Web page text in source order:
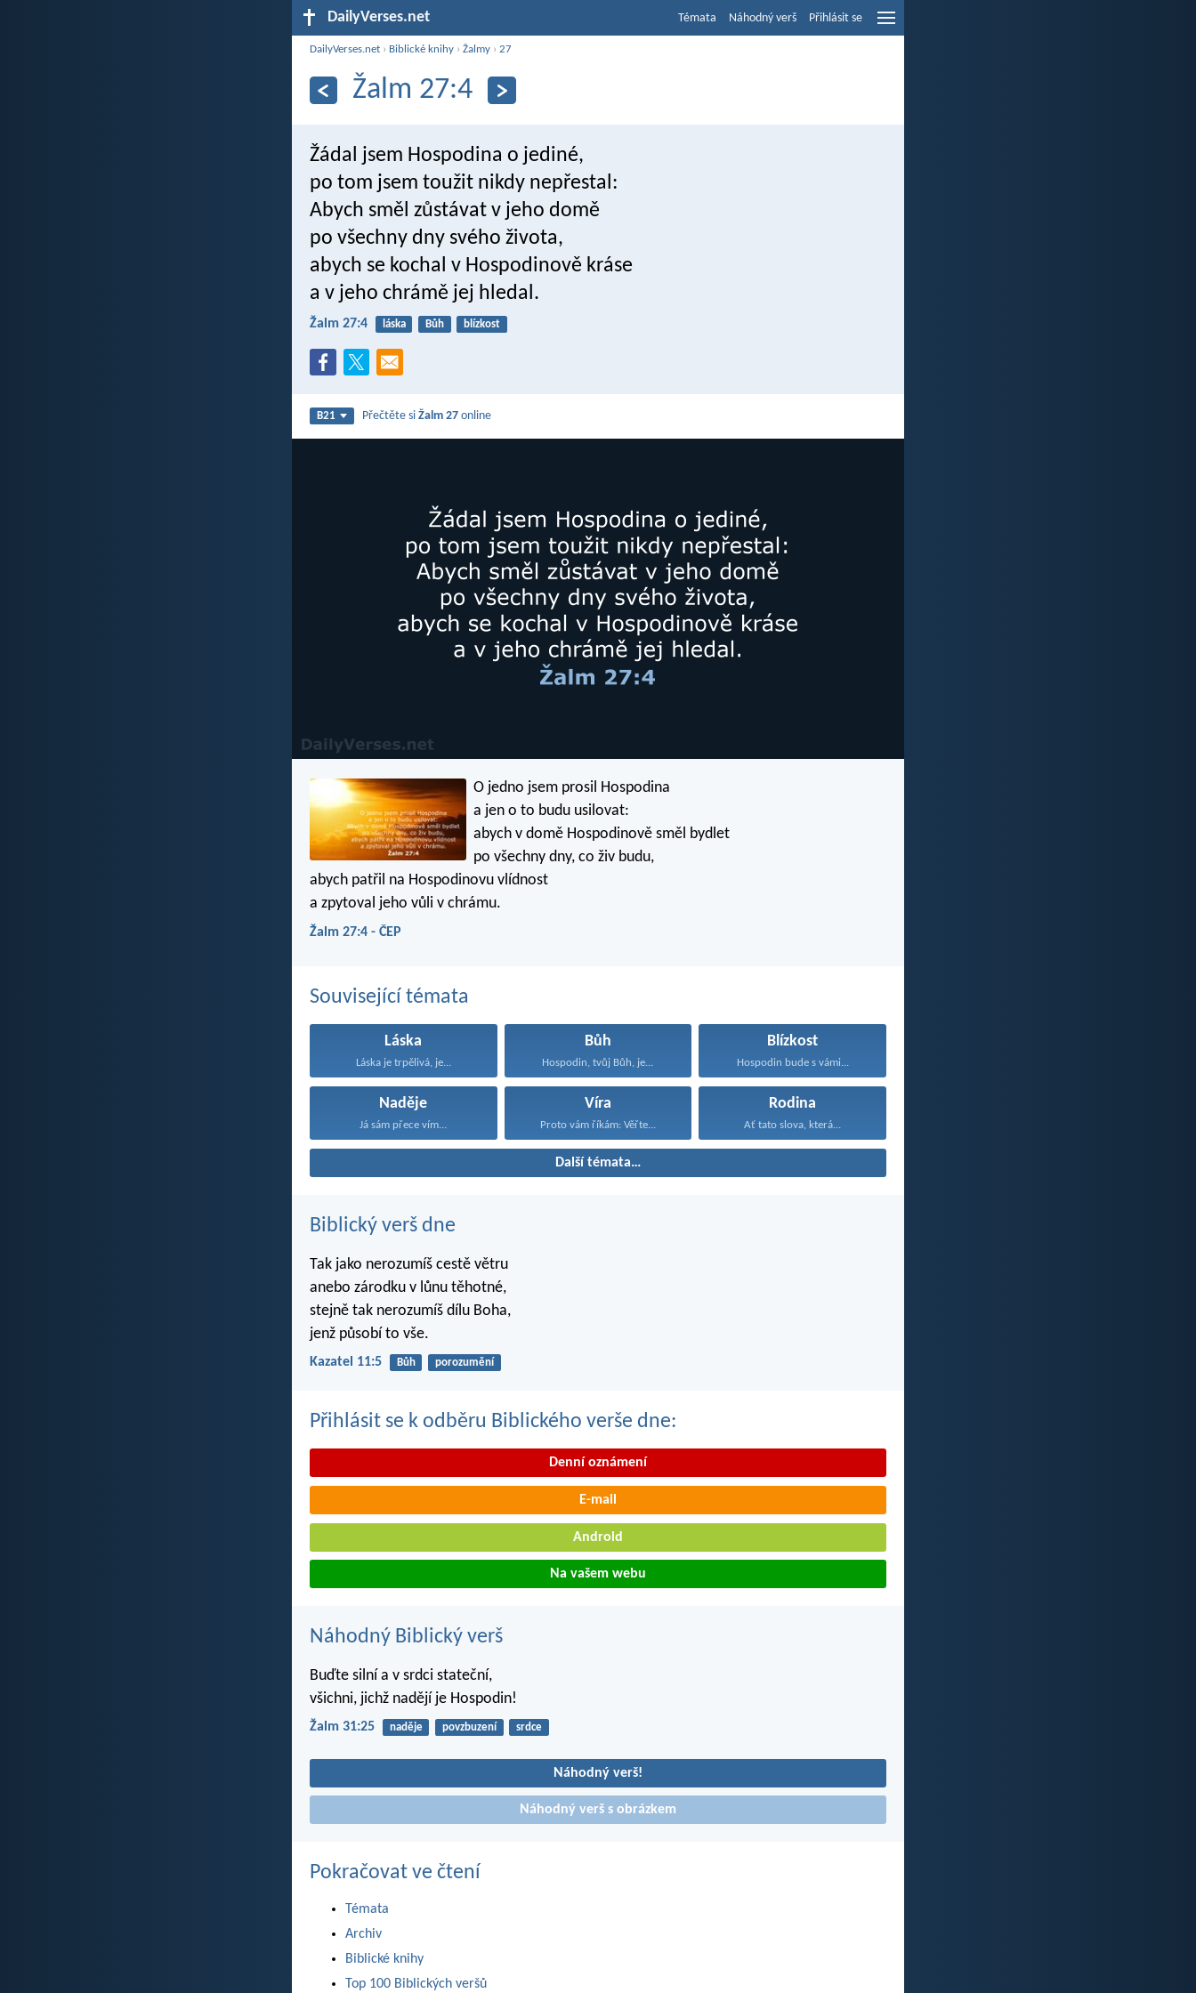
DailyVerses.net Témata Náhodný verš Přihlásit se
DailyVerses.net › Biblické knihy ›Žalmy ›27
Žalm 27:4
Žádal jsem Hospodina o jediné,
po tom jsem toužit nikdy nepřestal:
Abych směl zůstávat v jeho domě
po všechny dny svého života,
abych se kochal v Hospodinově kráse
a v jeho chrámě jej hledal.
Žalm 27:4 láska Bůh blízkost
B21 Přečtěte siŽalm 27 online
O jedno jsem prosil Hospodina
a jen o to budu usilovat:
abych v domě Hospodinově směl bydlet
po všechny dny, co živ budu,
abych patřil na Hospodinovu vlídnost
a zpytoval jeho vůli v chrámu.
Žalm 27:4 - ČEP
Související témata
Láska
Láska je trpělivá, je...
Bůh
Hospodin, tvůj Bůh, je...
Blízkost
Hospodin bude s vámi...
Naděje
Já sám přece vím...
Víra
Proto vám říkám: Věřte...
Rodina
Ať tato slova, která...
Další témata…
Biblický verš dne
Tak jako nerozumíš cestě větru
anebo zárodku v lůnu těhotné,
stejně tak nerozumíš dílu Boha,
jenž působí to vše.
Kazatel 11:5 Bůh porozumění
Přihlásit se k odběru Biblického verše dne:
Denní oznámení
E-mail
Android
Na vašem webu
Náhodný Biblický verš
Buďte silní a v srdci stateční,
všichni, jichž nadějí je Hospodin!
Žalm 31:25 naděje povzbuzení srdce
Náhodný verš!
Náhodný verš s obrázkem
Pokračovat ve čtení
Témata
Archiv
Biblické knihy
Top 100 Biblických veršů